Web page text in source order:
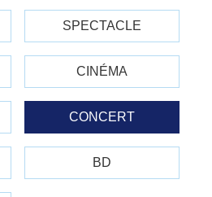
SPECTACLE
CINÉMA
CONCERT
BD